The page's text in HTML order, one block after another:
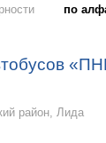
по
район, Лида